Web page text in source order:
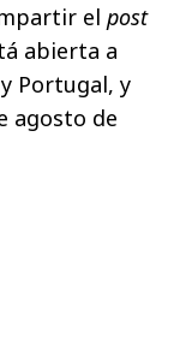
el post
abierta a
Portugal, y
agosto de